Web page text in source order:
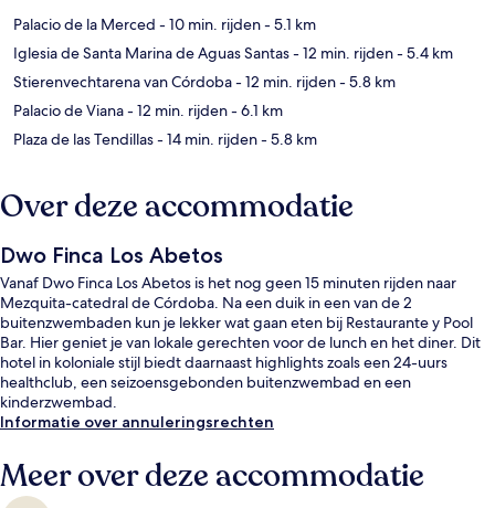
Palacio de la Merced - 10 min. rijden- 5.1 km
Iglesia de Santa Marina de Aguas Santas- 12 min. rijden- 5.4 km
Stierenvechtarena van Córdoba- 12 min. rijden- 5.8 km
Palacio de Viana- 12 min. rijden- 6.1 km
Plaza de las Tendillas- 14 min. rijden- 5.8 km
Over deze accommodatie
Dwo Finca Los Abetos
Vanaf Dwo Finca Los Abetos is het nog geen 15 minuten rijden naar
Mezquita-catedral de Córdoba. Na een duik in een van de 2
buitenzwembaden kun je lekker wat gaan eten bij Restaurante y Pool
Bar. Hier geniet je van lokale gerechten voor de lunch en het diner. Dit
hotel in koloniale stijl biedt daarnaast highlights zoals een 24-uurs
healthclub, een seizoensgebonden buitenzwembad en een
kinderzwembad.
Informatie over annuleringsrechten
Meer over deze accommodatie